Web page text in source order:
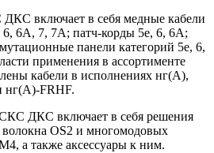
включает в себя медные кабели
6, 6A, 7, 7А; патч-корды 5е, 6, 6А;
панели категорий 5е, 6,
применения в ассортименте
кабели в исполнениях нг(А),
нг(А)-FRHF.
ДКС включает в себя решения
OS2 и многомодовых
а также аксессуары к ним.